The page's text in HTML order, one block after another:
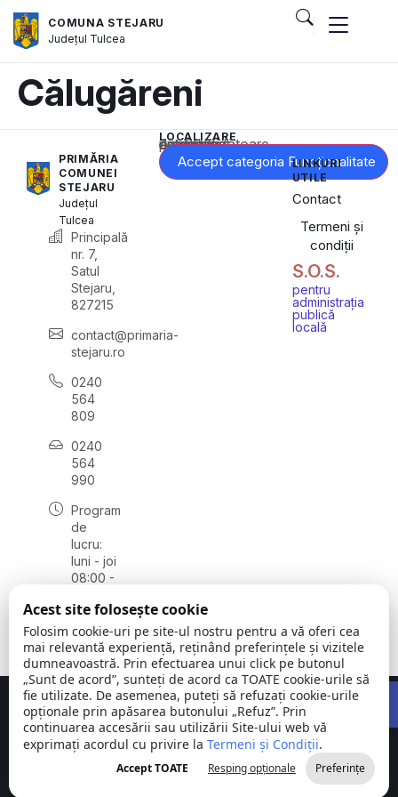
COMUNA STEJARU
Județul Tulcea
Călugăreni
PRIMĂRIA
COMUNEI
STEJARU
Județul
Tulcea
Principală
nr. 7,
Satul
Stejaru,
827215
contact@primaria-
stejaru.ro
0240
564
809
0240
564
990
Program
de
lucru:
luni - joi
08:00 -
vineri
08:00 -
14:00
LOCALIZARE
Acest conținut este blocat până când acceptați categoria corespunzătoare de cookie-uri.
Accept categoria Funcționalitate
LINKURI
UTILE
Contact
Termeni și
condiții
S.O.S.
pentru
administrația
publică
locală
Comuna
Stejaru |
județul Tulcea
©
2026
Toate
drepturile
rezervate
Concept realizat deBig Media Relații Publice SRL
Acest site folosește cookie
Folosim cookie-uri pe site-ul nostru pentru a vă oferi cea
mai relevantă experiență, reținând preferințele și vizitele
dumneavoastră. Prin efectuarea unui click pe butonul
„Sunt de acord”, sunteți de acord ca TOATE cookie-urile să
fie utilizate. De asemenea, puteți să refuzați cookie-urile
opționale prin apăsarea butonului „Refuz”. Prin
continuarea accesării sau utilizării Site-ului web vă
exprimați acordul cu privire la Termeni și Condiții.
Accept TOATE Resping opționale Preferințe